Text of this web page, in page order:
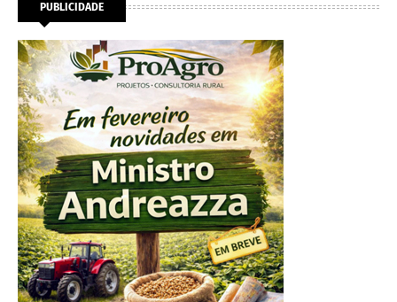
PUBLICIDADE